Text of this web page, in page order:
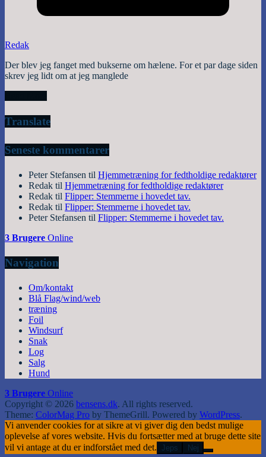
Redak
Der blev jeg fanget med bukserne om hælene. For et par dage siden
skrev jeg lidt om at jeg manglede
Translate
Seneste kommentarer
Peter Stefansen til Hjemmetræning for fedtholdige redaktører
Redak til Hjemmetræning for fedtholdige redaktører
Redak til Flipper: Stemmerne i hovedet tav.
Redak til Flipper: Stemmerne i hovedet tav.
Peter Stefansen til Flipper: Stemmerne i hovedet tav.
3 Brugere Online
Navigation
Om/kontakt
Blå Flag/wind/web
træning
Foil
Windsurf
Snak
Log
Salg
Hund
3 Brugere Online
Copyright © 2026 bensens.dk. All rights reserved.
Theme: ColorMag Pro by ThemeGrill. Powered by WordPress.
Vi anvender cookies for at sikre at vi giver dig den bedst mulige
oplevelse af vores website. Hvis du fortsætter med at bruge dette site
vil vi antage at du er indforstået med det. Jeps Nej